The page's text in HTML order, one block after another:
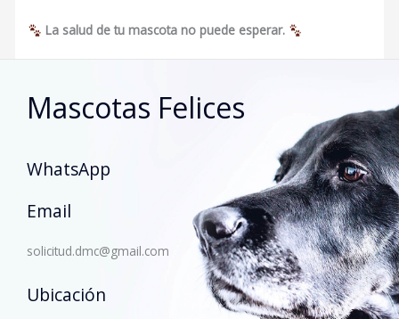
La salud de tu mascota no puede esperar.
Mascotas Felices
WhatsApp
Email
solicitud.dmc@gmail.com
Ubicación